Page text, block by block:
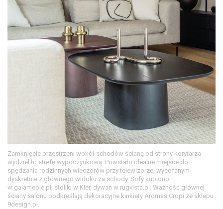
Zamknięcie przestrzeni wokół schodów ścianą od strony korytarza
wydzieliło strefę wypoczynkową. Powstało idealne miejsce do
spędzania rodzinnych wieczorów przy telewizorze, wycofanym
dyskretnie z głównego widoku za schody. Sofy kupiono
w galameble.pl, stoliki w Kler, dywan w rugvista.pl. Ważność głównej
ściany salonu podkreślają dekoracyjne kinkiety Aromas Cropi ze sklepu
9design.pl.